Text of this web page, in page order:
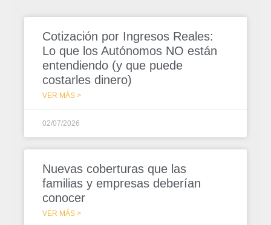
Cotización por Ingresos Reales:
Lo que los Autónomos NO están
entendiendo (y que puede
costarles dinero)
VER MÁS >
02/07/2026
Nuevas coberturas que las
familias y empresas deberían
conocer
VER MÁS >